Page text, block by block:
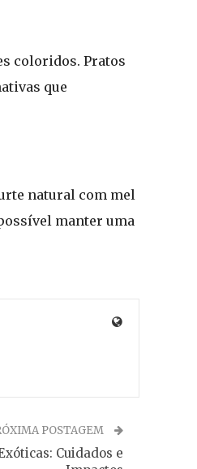
coloridos. Pratos
que
natural com mel
manter uma
POSTAGEM
Cuidados e